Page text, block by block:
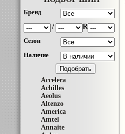
Бренд
/
R
Сезон
Наличие
Accelera
Achilles
Aeolus
Altenzo
America
Amtel
Annaite